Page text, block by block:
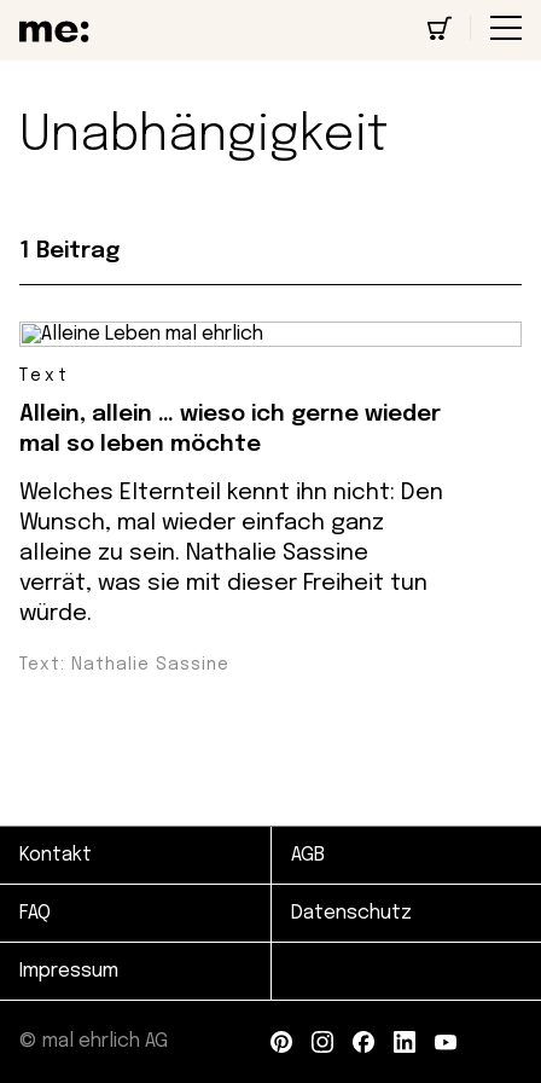
Unabhängigkeit
1 Beitrag
Text
Allein, allein … wieso ich gerne wieder
mal so leben möchte
Welches Elternteil kennt ihn nicht: Den
Wunsch, mal wieder einfach ganz
alleine zu sein. Nathalie Sassine
verrät, was sie mit dieser Freiheit tun
würde.
Text: Nathalie Sassine
Kontakt AGB
FAQ Datenschutz
Impressum
© mal ehrlich AG